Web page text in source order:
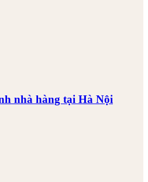
nhà hàng tại Hà Nội